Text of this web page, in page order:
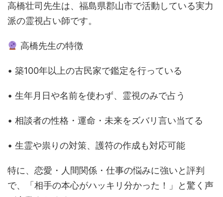
高橋壮司先生は、福島県郡山市で活動している実力
派の霊視占い師です。
高橋先生の特徴
• 築100年以上の古民家で鑑定を行っている
• 生年月日や名前を使わず、霊視のみで占う
• 相談者の性格・運命・未来をズバリ言い当てる
• 生霊や祟りの対策、護符の作成も対応可能
特に、恋愛・人間関係・仕事の悩みに強いと評判
で、「相手の本心がハッキリ分かった！」と驚く声